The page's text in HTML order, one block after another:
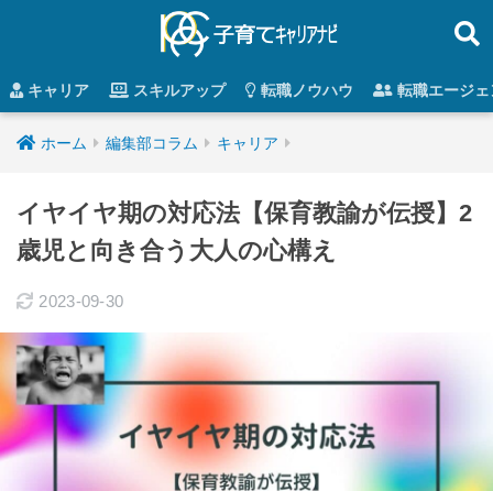
キャリア スキルアップ 転職ノウハウ 転職エージ
ホーム 編集部コラム キャリア
イヤイヤ期の対応法【保育教諭が伝授】2
歳児と向き合う大人の心構え
2023-09-30